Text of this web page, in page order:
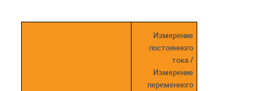
Измерение
постоянного
тока /
Измерение
переменного